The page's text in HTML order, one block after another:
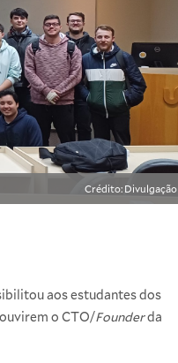
Crédito: Divulgação
aos estudantes dos
o CTO/Founderda